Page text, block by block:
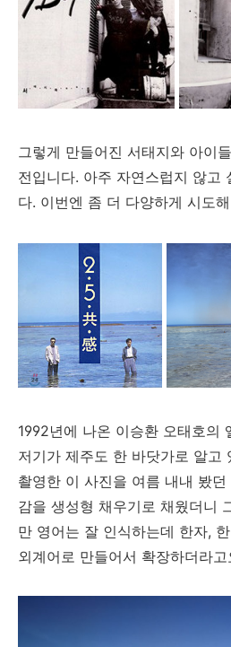
그렇게 만들어진 서태지와 아이
전입니다. 아주 자연스럽지 않고
다. 이번엔 좀 더 다양하게 시도
1992년에 나온 이승환 오태호의
저기가 제주도 한 바닷가로 알고
촬영한 이 사진을 여름 내내 봤
감을 생성형 채우기로 채웠더니
만 영어는 잘 인식하는데 한자,
외계어로 만들어서 확장하더라고